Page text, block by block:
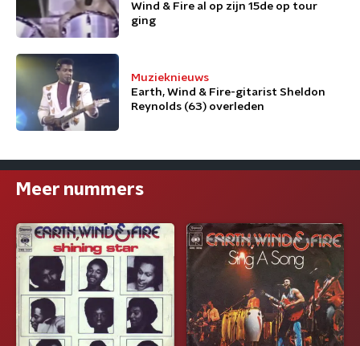
Wind & Fire al op zijn 15de op tour
ging
Muzieknieuws
Earth, Wind & Fire-gitarist Sheldon
Reynolds (63) overleden
Meer nummers